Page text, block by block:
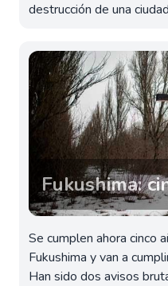
destrucción de una
Fukushima:
Se cumplen ahora cinco
Fukushima y van a
Han sido dos avisos